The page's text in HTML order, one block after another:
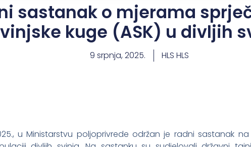
sastanak o mjerama
kuge (ASK) u divljih
9 srpnja, 2025. HLS HLS
u Ministarstvu poljoprivrede održan je radni sastanak